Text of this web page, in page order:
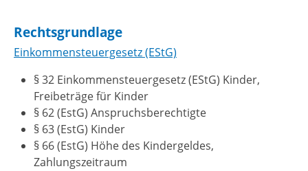
Rechtsgrundlage
Einkommensteuergesetz (EStG)
§ 32 Einkommensteuergesetz (EStG) Kinder,
Freibeträge für Kinder
§ 62 (EstG) Anspruchsberechtigte
§ 63 (EstG) Kinder
§ 66 (EstG) Höhe des Kindergeldes,
Zahlungszeitraum